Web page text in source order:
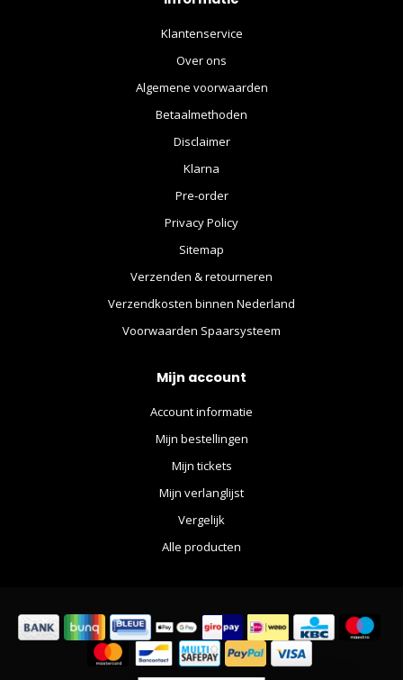
Klantenservice
Over ons
Algemene voorwaarden
Betaalmethoden
Disclaimer
Klarna
Pre-order
Privacy Policy
Sitemap
Verzenden & retourneren
Verzendkosten binnen Nederland
Voorwaarden Spaarsysteem
Mijn account
Account informatie
Mijn bestellingen
Mijn tickets
Mijn verlanglijst
Vergelijk
Alle producten